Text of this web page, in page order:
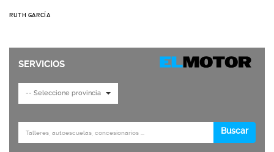
RUTH GARCÍA